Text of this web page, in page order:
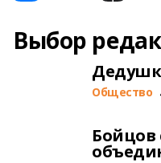
Выбор
Общество
Бойцов